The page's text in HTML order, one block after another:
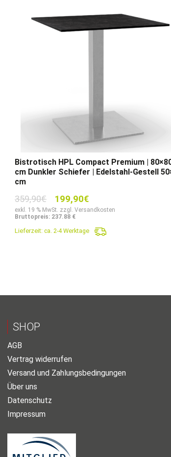
Bistrotisch HPL Compact Premium |
cm Dunkler Schiefer | Edelstahl-Gestell
cm
359,90€
Ursprünglicher
Preis
war:
359,90€
199,90€
Preis
199,90€.
exkl. 19 % MwSt. zzgl. Versandkosten
Bruttopreis: 237.88 €
Lieferzeit: ca. 2-4 Werktage
SHOP
AGB
Vertrag widerrufen
Versand und Zahlungsbedingungen
Über uns
Datenschutz
Impressum